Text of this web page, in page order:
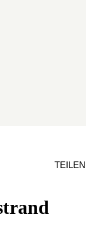
TEILEN